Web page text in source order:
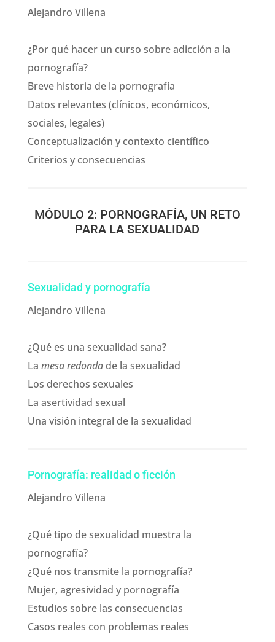
Alejandro Villena
¿Por qué hacer un curso sobre adicción a la
pornografía?
Breve historia de la pornografía
Datos relevantes (clínicos, económicos,
sociales, legales)
Conceptualización y contexto científico
Criterios y consecuencias
MÓDULO 2: PORNOGRAFÍA, UN RETO
PARA LA SEXUALIDAD
Sexualidad y pornografía
Alejandro Villena
¿Qué es una sexualidad sana?
La mesa redondade la sexualidad
Los derechos sexuales
La asertividad sexual
Una visión integral de la sexualidad
Pornografía: realidad o ficción
Alejandro Villena
¿Qué tipo de sexualidad muestra la
pornografía?
¿Qué nos transmite la pornografía?
Mujer, agresividad y pornografía
Estudios sobre las consecuencias
Casos reales con problemas reales